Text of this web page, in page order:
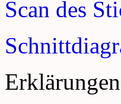
Scan des